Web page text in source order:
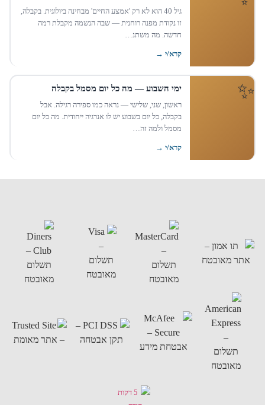
גיל 40 הוא לא רק 'אמצע החיים' מבחינה ביולוגית. בקבלה,
זו נקודת מפנה רוחנית — שבה הנשמה מקבלת רמה
חדשה. מה משתנ…
קרא/י →
ימי השבוע — מה כל יום מסמל בקבלה
ראשון, שני, שלישי — נראה כמו ספירה רגילה. אבל
בקבלה, כל יום בשבוע יש לו אנרגיה ייחודית. מה כל יום
מסמל ולמה זה…
קרא/י →